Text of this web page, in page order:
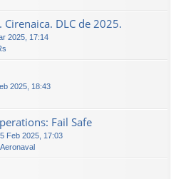
Cirenaica. DLC de 2025.
2025, 17:14
2025, 18:43
Fail Safe
Feb 2025, 17:03